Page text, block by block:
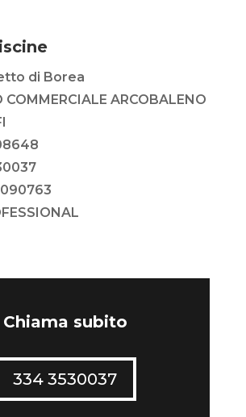
di Borea
COMMERCIALE ARCOBALENO
Chiama subito
334 3530037